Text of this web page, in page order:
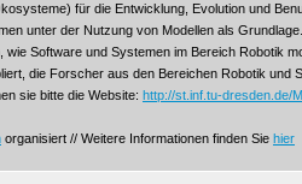
für die Entwicklung, Evolution und
unter der Nutzung von Modellen als
wie Software und Systemen im Bereich Robotik
die Forscher aus den Bereichen Robotik und
sie bitte die Website: http://st.inf.tu-dresden.de/
organisiert // Weitere Informationen finden Sie hier